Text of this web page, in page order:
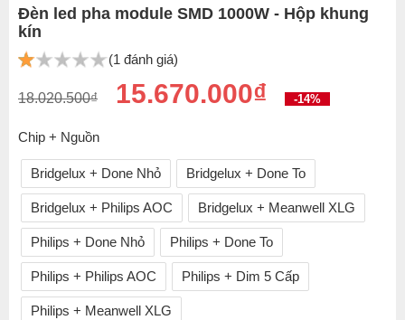
Đèn led pha module SMD 1000W - Hộp khung
kín
(1 đánh giá)
18.020.500₫ 15.670.000₫ -14%
Chip + Nguồn
Bridgelux + Done Nhỏ Bridgelux + Done To
Bridgelux + Philips AOC Bridgelux + Meanwell XLG
Philips + Done Nhỏ Philips + Done To
Philips + Philips AOC Philips + Dim 5 Cấp
Philips + Meanwell XLG